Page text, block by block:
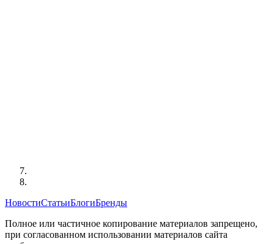
НовостиСтатьиБлогиБренды
Полное или частичное копирование материалов запрещено,
при согласованном использовании материалов сайта